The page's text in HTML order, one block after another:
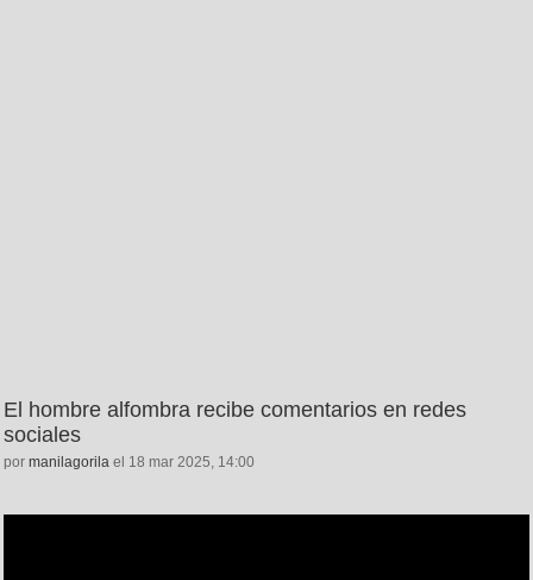
El hombre alfombra recibe comentarios en redes
sociales
por manilagorila el 18 mar 2025, 14:00